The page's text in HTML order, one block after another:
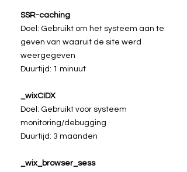
SSR-caching
Doel: Gebruikt om het systeem aan te
geven van waaruit de site werd
weergegeven
Duurtijd: 1 minuut
_wixCIDX
Doel: Gebruikt voor systeem
monitoring/debugging
Duurtijd: 3 maanden
_wix_browser_sess